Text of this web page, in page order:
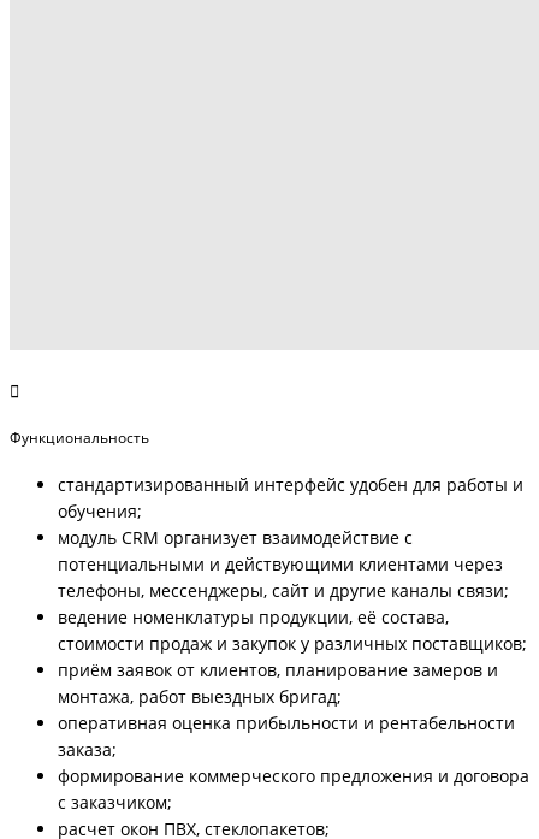
Функциональность
стандартизированный интерфейс удобен для работы и
обучения;
модуль CRM организует взаимодействие с
потенциальными и действующими клиентами через
телефоны, мессенджеры, сайт и другие каналы связи;
ведение номенклатуры продукции, её состава,
стоимости продаж и закупок у различных поставщиков;
приём заявок от клиентов, планирование замеров и
монтажа, работ выездных бригад;
оперативная оценка прибыльности и рентабельности
заказа;
формирование коммерческого предложения и договора
с заказчиком;
расчет окон ПВХ, стеклопакетов;